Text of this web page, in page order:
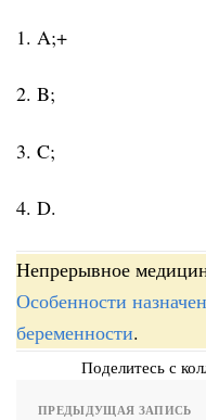
1. A;+
2. B;
3. C;
4. D.
Непрерывное
Особенности
беременности.
Поделитесь с
ПРЕДЫДУЩАЯ ЗАПИСЬ